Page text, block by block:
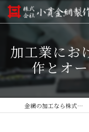
加工業にお
作とオ
金網の加工なら株式会社小貫金網製作所